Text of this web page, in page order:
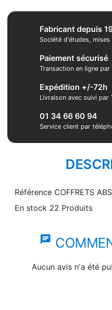
Fabricant depuis
Société d'études,
Paiement sécurisé
Transaction en ligne
Expédition +/-72h
Livraison avec suivi par
01 34 66 60 94
Service client par
Référence COFFRETS ABS
En stock 22 Produits
chat
Aucun avis n'a été